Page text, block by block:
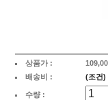
상품가 :
배송비 : (조건)
수량 :